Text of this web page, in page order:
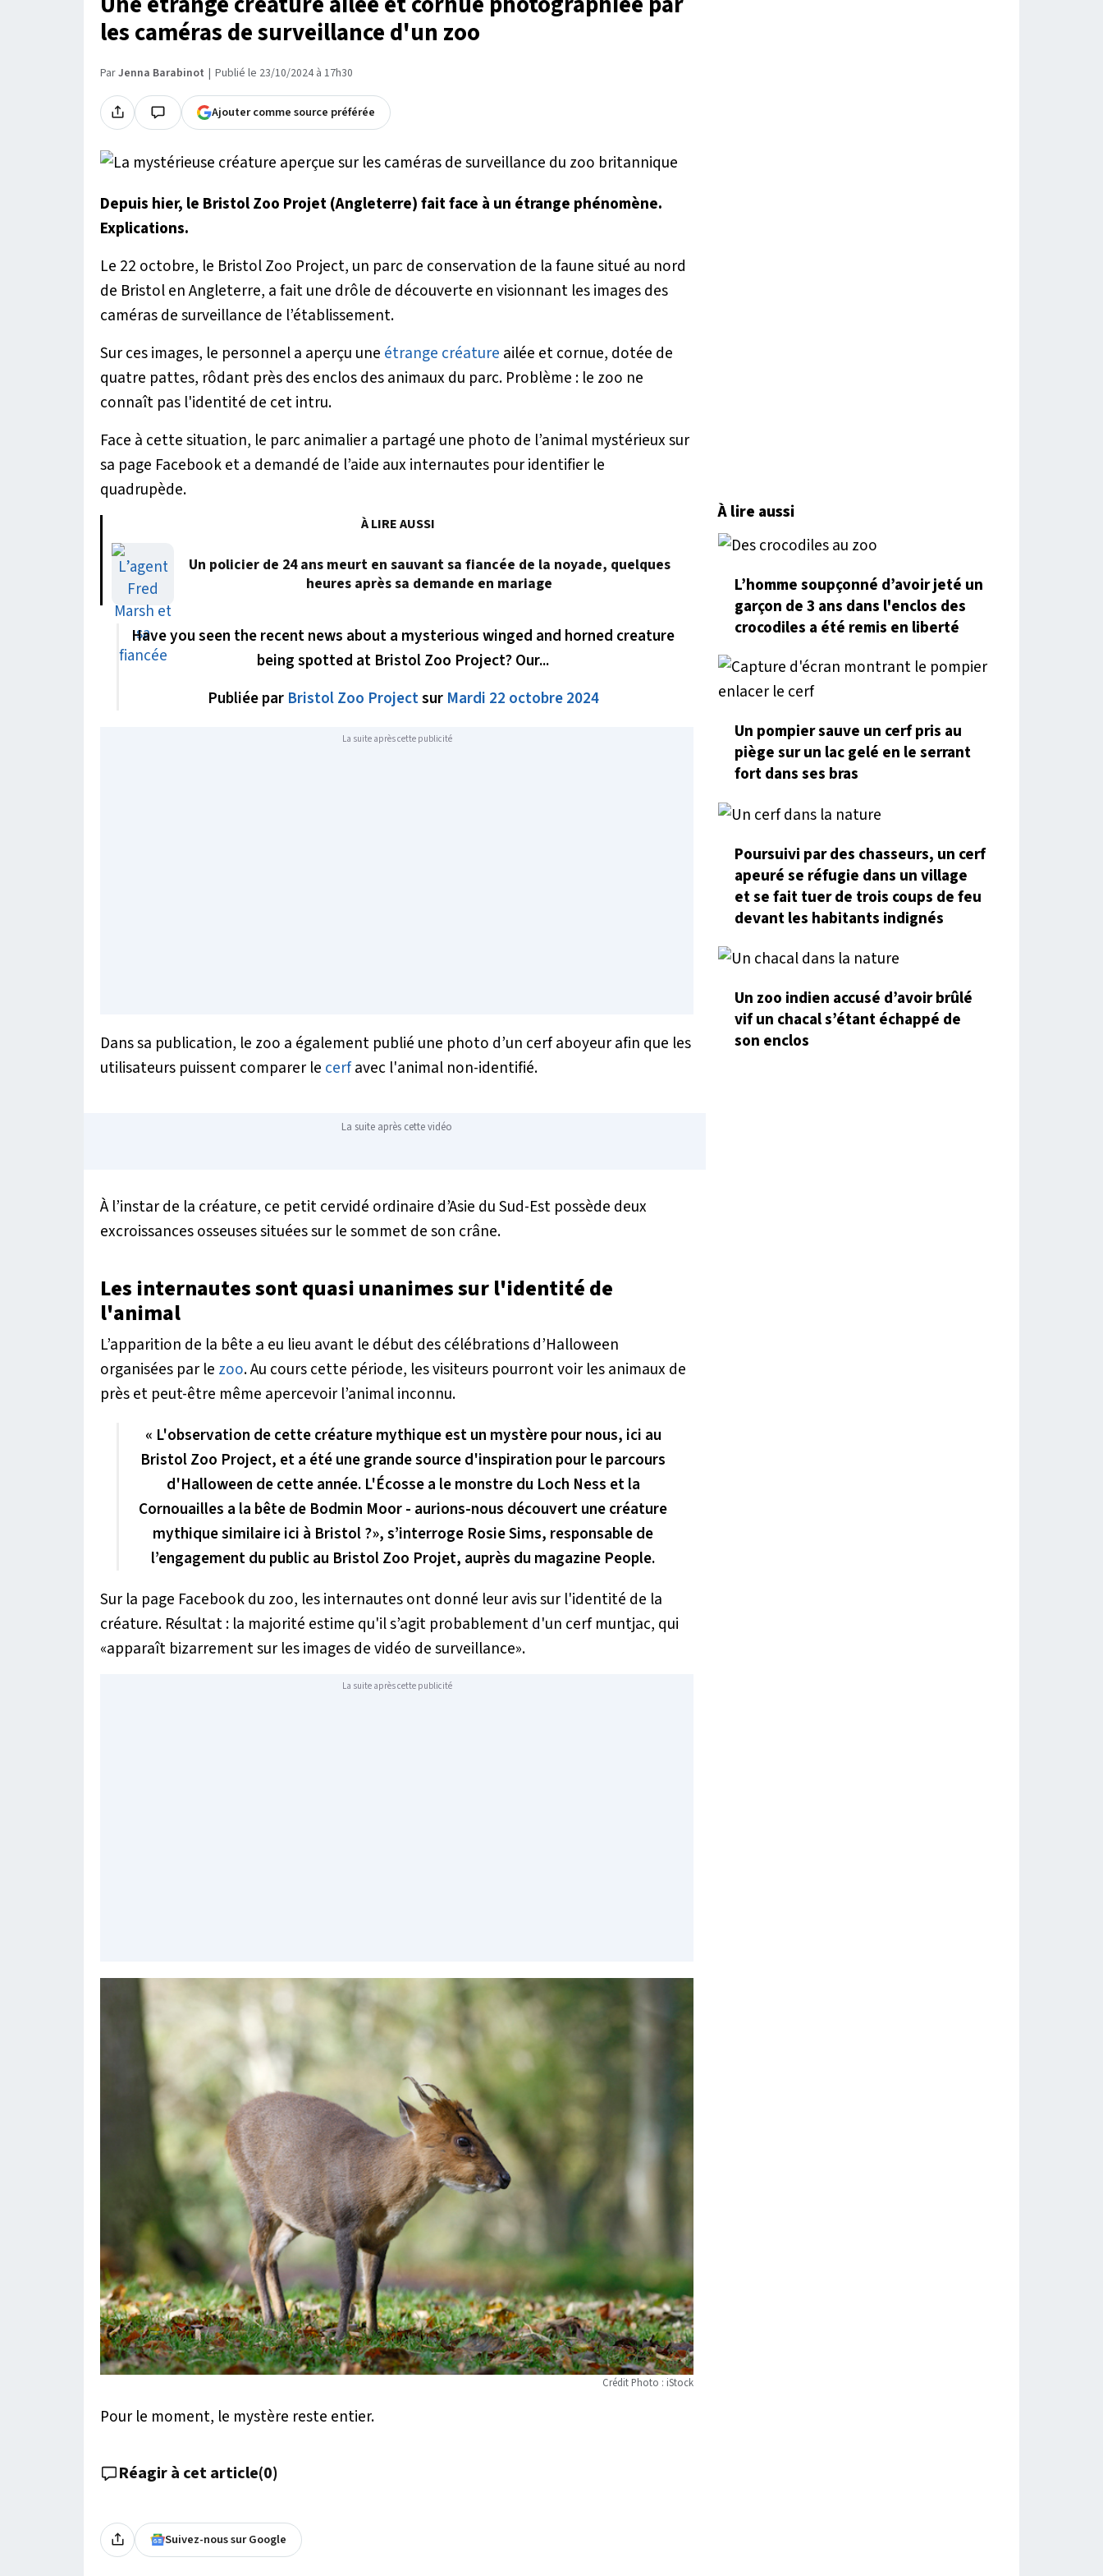
les caméras de surveillance d'un zoo
ParJenna Barabinot Publié le 23/10/2024 à 17h30
Ajouter comme source préférée
Depuis hier, le Bristol Zoo Projet (Angleterre) fait face à un étrange phénomène.
Explications.
Le 22 octobre, le Bristol Zoo Project, un parc de conservation de la faune situé au nord
de Bristol en Angleterre, a fait une drôle de découverte en visionnant les images des
caméras de surveillance de l’établissement.
Sur ces images, le personnel a aperçu une étrange créature ailée et cornue, dotée de
quatre pattes, rôdant près des enclos des animaux du parc. Problème : le zoo ne
connaît pas l'identité de cet intru.
Face à cette situation, le parc animalier a partagé une photo de l’animal mystérieux sur
sa page Facebook et a demandé de l’aide aux internautes pour identifier le
quadrupède.
À LIRE AUSSI
Un policier de 24 ans meurt en sauvant sa fiancée de la noyade, quelques
heures après sa demande en mariage
Have you seen the recent news about a mysterious winged and horned creature
being spotted at Bristol Zoo Project? Our...
Publiée par Bristol Zoo Projectsur Mardi 22 octobre 2024
La suite après cette publicité
Dans sa publication, le zoo a également publié une photo d’un cerf aboyeur afin que les
utilisateurs puissent comparer le cerfavec l'animal non-identifié.
La suite après cette vidéo
À l’instar de la créature, ce petit cervidé ordinaire d’Asie du Sud-Est possède deux
excroissances osseuses situées sur le sommet de son crâne.
Les internautes sont quasi unanimes sur l'identité de
l'animal
L’apparition de la bête a eu lieu avant le début des célébrations d’Halloween
organisées par le zoo. Au cours cette période, les visiteurs pourront voir les animaux de
près et peut-être même apercevoir l’animal inconnu.
« L'observation de cette créature mythique est un mystère pour nous, ici au
Bristol Zoo Project, et a été une grande source d'inspiration pour le parcours
d'Halloween de cette année. L'Écosse a le monstre du Loch Ness et la
Cornouailles a la bête de Bodmin Moor - aurions-nous découvert une créature
mythique similaire ici à Bristol ?», s’interroge Rosie Sims, responsable de
l’engagement du public au Bristol Zoo Projet, auprès du magazine People.
Sur la page Facebook du zoo, les internautes ont donné leur avis sur l'identité de la
créature. Résultat : la majorité estime qu'il s’agit probablement d'un cerf muntjac, qui
«apparaît bizarrement sur les images de vidéo de surveillance».
La suite après cette publicité
Crédit Photo : iStock
Pour le moment, le mystère reste entier.
Réagir à cet article(0)
Suivez-nous sur Google
À lire aussi
L’homme soupçonné d’avoir jeté un
garçon de 3 ans dans l'enclos des
crocodiles a été remis en liberté
Un pompier sauve un cerf pris au
piège sur un lac gelé en le serrant
fort dans ses bras
Poursuivi par des chasseurs, un cerf
apeuré se réfugie dans un village
et se fait tuer de trois coups de feu
devant les habitants indignés
Un zoo indien accusé d’avoir brûlé
vif un chacal s’étant échappé de
son enclos